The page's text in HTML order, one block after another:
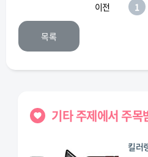
이전 1
목록
기타 주제에서 주목
킬러